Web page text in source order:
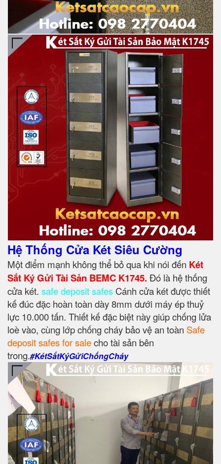
Hệ Thống Cửa Két Siêu Cường
Một điểm mạnh không thể bỏ qua khi nói đến Két
Sắt Ký Gửi Tài Sản BEMC K1745. Đó là hệ thống
cửa két. safe deposit safes Cánh cửa két được thiết
kế đúc đặc hoàn toàn dày 8mm dưới máy ép thuỷ
lực 10.000 tấn. Thiết kế đặc biệt này giúp chống lửa
loè vào, cùng lớp chống cháy bảo vệ an toàn Safe
deposit safes for salecho tài sản bên
trong.#KétSắtKýGửiChốngCháy